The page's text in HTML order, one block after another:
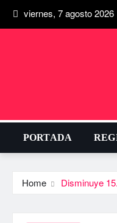
viernes, 7 agosto 2026
PORTADA
Home Disminuye